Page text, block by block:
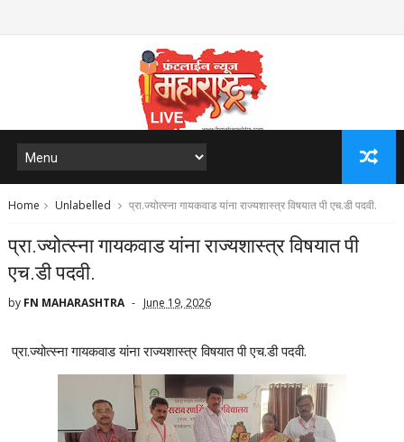
Home Unlabelled प्रा.ज्योत्स्ना गायकवाड यांना राज्यशास्त्र विषयात पी एच.डी पदवी.
प्रा.ज्योत्स्ना गायकवाड यांना राज्यशास्त्र विषयात पी
एच.डी पदवी.
by FN MAHARASHTRA June 19, 2026
प्रा.ज्योत्स्ना गायकवाड यांना राज्यशास्त्र विषयात पी एच.डी पदवी.